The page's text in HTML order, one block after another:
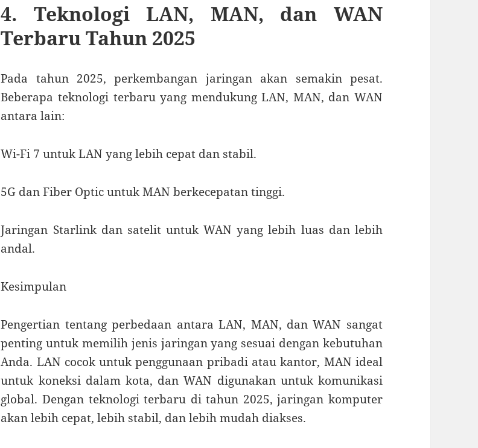
4. Teknologi LAN, MAN, dan WAN
Terbaru Tahun 2025
Pada tahun 2025, perkembangan jaringan akan semakin pesat.
Beberapa teknologi terbaru yang mendukung LAN, MAN, dan WAN
antara lain:
Wi-Fi 7 untuk LAN yang lebih cepat dan stabil.
5G dan Fiber Optic untuk MAN berkecepatan tinggi.
Jaringan Starlink dan satelit untuk WAN yang lebih luas dan lebih
andal.
Kesimpulan
Pengertian tentang perbedaan antara LAN, MAN, dan WAN sangat
penting untuk memilih jenis jaringan yang sesuai dengan kebutuhan
Anda. LAN cocok untuk penggunaan pribadi atau kantor, MAN ideal
untuk koneksi dalam kota, dan WAN digunakan untuk komunikasi
global. Dengan teknologi terbaru di tahun 2025, jaringan komputer
akan lebih cepat, lebih stabil, dan lebih mudah diakses.